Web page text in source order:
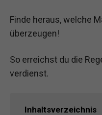
Finde heraus, welche
überzeugen!
So erreichst du die
verdienst.
Inhaltsverzeichnis